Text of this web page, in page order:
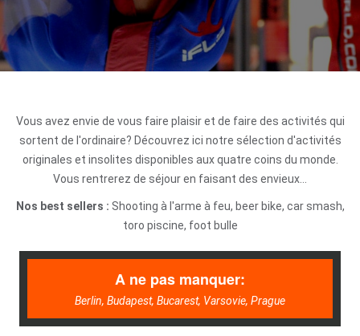
Vous avez envie de vous faire plaisir et de faire des activités qui
sortent de l'ordinaire? Découvrez ici notre sélection d'activités
originales et insolites disponibles aux quatre coins du monde.
Vous rentrerez de séjour en faisant des envieux...
Nos best sellers : Shooting à l'arme à feu, beer bike, car smash,
toro piscine, foot bulle
A ne pas manquer:
Berlin, Budapest, Bucarest, Varsovie, Prague